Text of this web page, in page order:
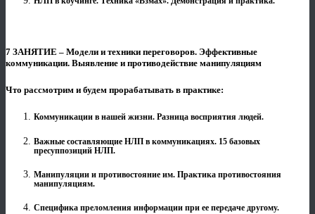
7 ЗАНЯТИЕ – Модели и техники переговоров. Эффективные
коммуникации. Выявление и противодействие манипуляциям
Что рассмотрим и будем прорабатывать в практике:
Коммуникации в нашей жизни. Разница восприятия людей.
Важные составляющие НЛП в коммуникациях. 15 базовых
пресуппозиций НЛП.
Манипуляции и противостояние им. Практика противостояния
манипуляциям.
Специфика преломления информации при ее передаче другому.